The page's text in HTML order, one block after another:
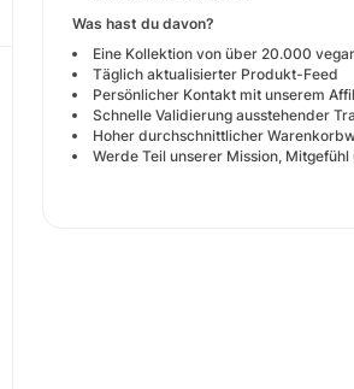
Was hast du davon?
Eine Kollektion von über 20.000
Täglich aktualisierter Produkt-Feed
Persönlicher Kontakt mit unserem
Schnelle Validierung ausstehender
Hoher durchschnittlicher
Werde Teil unserer Mission,